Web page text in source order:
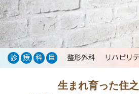
診 療 科 目 整形外科 リハビリ
生まれ育った住